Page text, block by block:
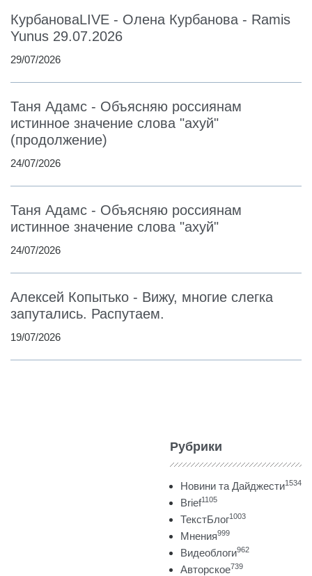
КурбановаLIVE - Олена Курбанова - Ramis
Yunus 29.07.2026
29/07/2026
Таня Адамс - Объясняю россиянам
истинное значение слова "ахуй"
(продолжение)
24/07/2026
Таня Адамс - Объясняю россиянам
истинное значение слова "ахуй"
24/07/2026
Алексей Копытько - Вижу, многие слегка
запутались. Распутаем.
19/07/2026
Рубрики
Новини та Дайджести1534
Brief1105
ТекстБлог1003
Мнения999
Видеоблоги962
Авторское739